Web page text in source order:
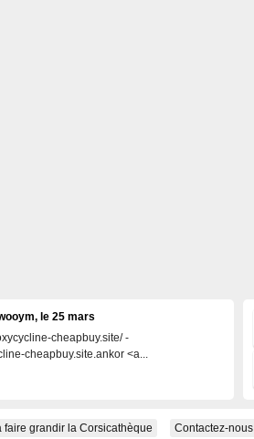
le 25 mars
cheapbuy.site/ -
cheapbuy.site.ankor <a...
faire grandir la Corsicathèque Contactez-nous